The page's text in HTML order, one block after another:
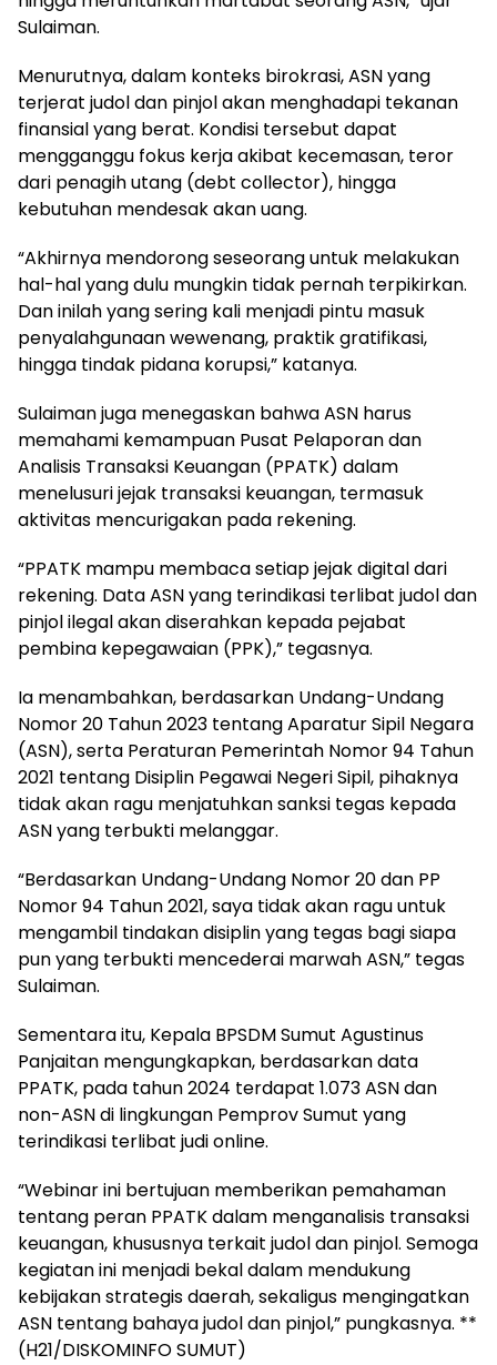
Sulaiman.
Menurutnya, dalam konteks birokrasi, ASN yang
terjerat judol dan pinjol akan menghadapi tekanan
finansial yang berat. Kondisi tersebut dapat
mengganggu fokus kerja akibat kecemasan, teror
dari penagih utang (debt collector), hingga
kebutuhan mendesak akan uang.
“Akhirnya mendorong seseorang untuk melakukan
hal-hal yang dulu mungkin tidak pernah terpikirkan.
Dan inilah yang sering kali menjadi pintu masuk
penyalahgunaan wewenang, praktik gratifikasi,
hingga tindak pidana korupsi,” katanya.
Sulaiman juga menegaskan bahwa ASN harus
memahami kemampuan Pusat Pelaporan dan
Analisis Transaksi Keuangan (PPATK) dalam
menelusuri jejak transaksi keuangan, termasuk
aktivitas mencurigakan pada rekening.
“PPATK mampu membaca setiap jejak digital dari
rekening. Data ASN yang terindikasi terlibat judol dan
pinjol ilegal akan diserahkan kepada pejabat
pembina kepegawaian (PPK),” tegasnya.
Ia menambahkan, berdasarkan Undang-Undang
Nomor 20 Tahun 2023 tentang Aparatur Sipil Negara
(ASN), serta Peraturan Pemerintah Nomor 94 Tahun
2021 tentang Disiplin Pegawai Negeri Sipil, pihaknya
tidak akan ragu menjatuhkan sanksi tegas kepada
ASN yang terbukti melanggar.
“Berdasarkan Undang-Undang Nomor 20 dan PP
Nomor 94 Tahun 2021, saya tidak akan ragu untuk
mengambil tindakan disiplin yang tegas bagi siapa
pun yang terbukti mencederai marwah ASN,” tegas
Sulaiman.
Sementara itu, Kepala BPSDM Sumut Agustinus
Panjaitan mengungkapkan, berdasarkan data
PPATK, pada tahun 2024 terdapat 1.073 ASN dan
non-ASN di lingkungan Pemprov Sumut yang
terindikasi terlibat judi online.
“Webinar ini bertujuan memberikan pemahaman
tentang peran PPATK dalam menganalisis transaksi
keuangan, khususnya terkait judol dan pinjol. Semoga
kegiatan ini menjadi bekal dalam mendukung
kebijakan strategis daerah, sekaligus mengingatkan
ASN tentang bahaya judol dan pinjol,” pungkasnya. **
(H21/DISKOMINFO SUMUT)